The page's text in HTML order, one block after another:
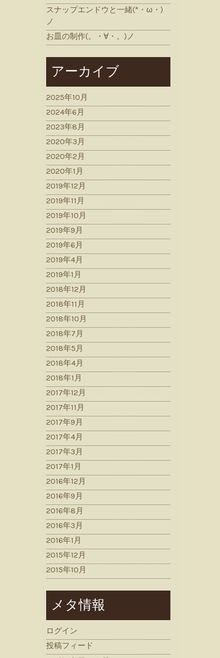
スナップエンドウと一緒(*・ω・)
ノ
お皿の制作(。・∀・。)ノ
アーカイブ
2025年10月
2024年6月
2023年8月
2020年3月
2020年2月
2020年1月
2019年12月
2019年11月
2019年10月
2019年9月
2019年6月
2019年4月
2019年1月
2018年12月
2018年11月
2018年10月
2018年7月
2018年5月
2018年4月
2018年1月
2017年12月
2017年11月
2017年9月
2017年4月
2017年3月
2017年1月
2016年12月
2016年9月
2016年8月
2016年3月
2016年1月
2015年12月
2015年10月
メタ情報
ログイン
投稿フィード